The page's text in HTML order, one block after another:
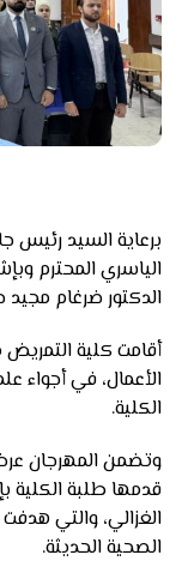
برعاية السيد رئيس
الياسري المحترم
الدكتور ضرغام مجيد
أقامت كلية التمريض
الأعمال، في أجواء
الكلية.
وتضمن المهرجان
قدمها طلبة الكلية
الغزالي، والتي هدفت
الصحية الحديثة.